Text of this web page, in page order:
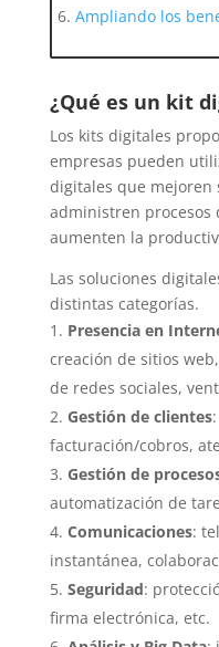
Ampliando los
¿Qué es un kit
Los kits digitales
empresas pueden
digitales que mejoren
administren procesos
aumenten la
Las soluciones
distintas categorías.
Presencia en
creación de sitios
de redes sociales,
Gestión de clientes
facturación/cobros,
Gestión de
automatización de
Comunicaciones:
instantánea,
Seguridad:
firma electrónica, etc.